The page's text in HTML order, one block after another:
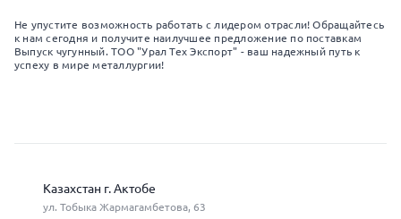
Не упустите возможность работать с лидером отрасли! Обращайтесь
к нам сегодня и получите наилучшее предложение по поставкам
Выпуск чугунный. ТОО "Урал Тех Экспорт" - ваш надежный путь к
успеху в мире металлургии!
Казахстан г. Актобе
ул. Тобыка Жармагамбетова, 63